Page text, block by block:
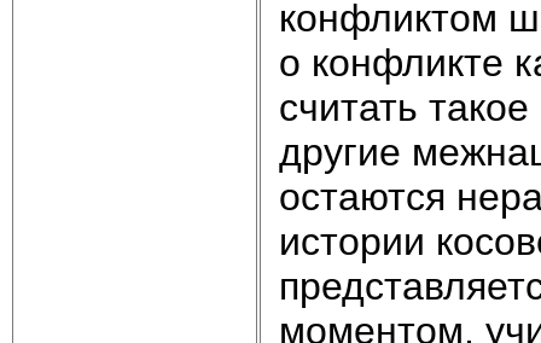
конфликтом
о конфликте
считать
другие
остаются
истории
моментом,